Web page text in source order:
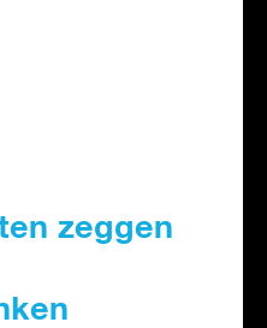
zeggen